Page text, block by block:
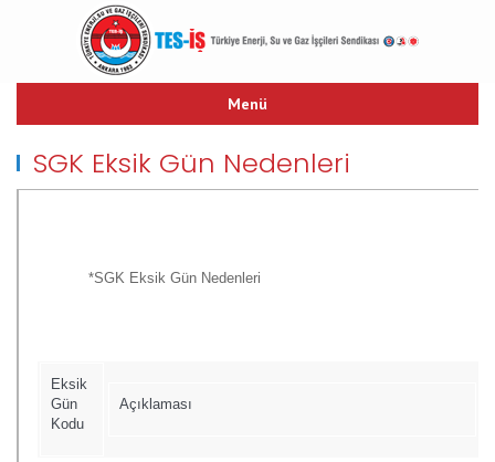
Menü
ANASAYFA
TARİHÇE
TEŞKİLAT YAPISI
İLETİŞİM
SGK Eksik Gün Nedenleri
*SGK Eksik Gün Nedenleri
Eksik
Gün
Kodu
Açıklaması